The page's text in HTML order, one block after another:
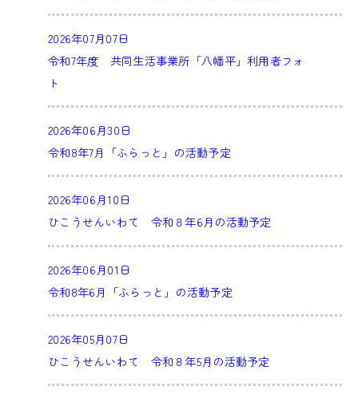
2026年07月07日
令和7年度 共同生活事業所「八幡平」利用者フォ
ト
2026年06月30日
令和8年7月「ふらっと」の活動予定
2026年06月10日
ひこうせんいわて 令和８年6月の活動予定
2026年06月01日
令和8年6月「ふらっと」の活動予定
2026年05月07日
ひこうせんいわて 令和８年5月の活動予定